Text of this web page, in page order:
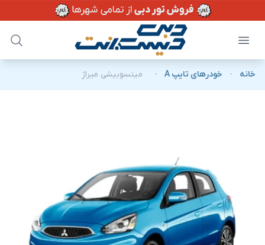
خانه - خودرهای تایپ A - میتسوبیشی میراژ